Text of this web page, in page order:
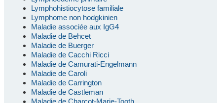
Lymphohistiocytose familiale
Lymphome non hodgkinien
Maladie associée aux IgG4
Maladie de Behcet
Maladie de Buerger
Maladie de Cacchi Ricci
Maladie de Camurati-Engelmann
Maladie de Caroli
Maladie de Carrington
Maladie de Castleman
Maladie de Charcot-Marie-Tooth